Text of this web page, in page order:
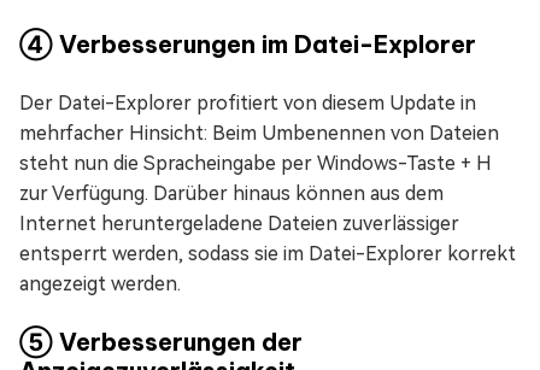
④ Verbesserungen im Datei-Explorer
Der Datei-Explorer profitiert von diesem Update in
mehrfacher Hinsicht: Beim Umbenennen von Dateien
steht nun die Spracheingabe per Windows-Taste + H
zur Verfügung. Darüber hinaus können aus dem
Internet heruntergeladene Dateien zuverlässiger
entsperrt werden, sodass sie im Datei-Explorer korrekt
angezeigt werden.
⑤ Verbesserungen der